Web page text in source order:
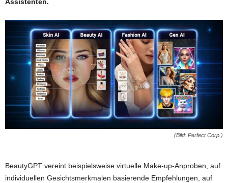
(Bild: Perfect Corp.)
BeautyGPT vereint beispielsweise virtuelle Make-up-Anproben, auf
individuellen Gesichtsmerkmalen basierende Empfehlungen, auf